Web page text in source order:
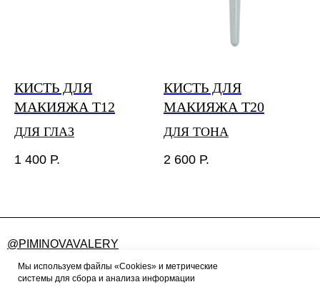
Мы используем файлы «Cookies» и метрические
системы для сбора и анализа информации
КИСТЬ ДЛЯ
МАКИЯЖА T12
ДЛЯ ГЛАЗ
1 400 Р.
КИСТЬ ДЛЯ
МАКИЯЖА T20
ДЛЯ ТОНА
2 600 Р.
@PIMINOVAVALERY
FEEDBACK@PIMINOVAVALERY.RU